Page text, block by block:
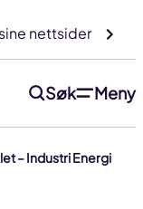
nettsider
Søk Meny
– Industri Energi